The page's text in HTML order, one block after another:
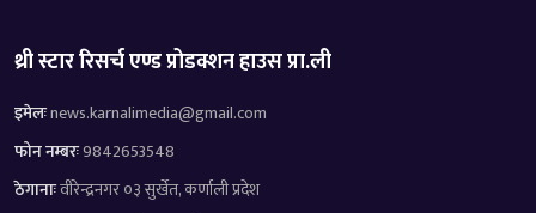
थ्री स्टार रिसर्च एण्ड प्रोडक्शन हाउस प्रा.ली
इमेलःnews.karnalimedia@gmail.com
फोन नम्बरः9842653548
ठेगानाःवीरेन्द्रनगर ०३ सुर्खेत, कर्णाली प्रदेश